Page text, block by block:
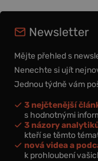
Newsletter
Mějte přehled s
Nenechte si ujít
Jednou týdně vám
3 nejčtenější
s hodnotnými
3 názory
kteří se těmto
nová videa a
k prohloubení